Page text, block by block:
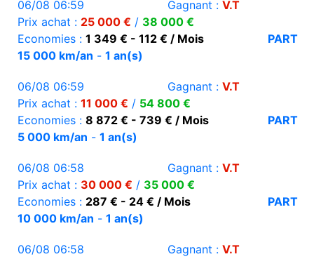
06/08 06:59 Gagnant : V.T
Prix achat : 25 000 € / 38 000 €
Economies : 1 349 € - 112 € / Mois
PART
15 000 km/an - 1 an(s)
06/08 06:59 Gagnant : V.T
Prix achat : 11 000 € / 54 800 €
Economies : 8 872 € - 739 € / Mois
PART
5 000 km/an - 1 an(s)
06/08 06:58 Gagnant : V.T
Prix achat : 30 000 € / 35 000 €
Economies : 287 € - 24 € / Mois
PART
10 000 km/an - 1 an(s)
06/08 06:58 Gagnant : V.T